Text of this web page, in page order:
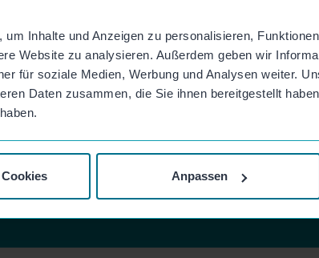
um Inhalte und Anzeigen zu personalisieren,
Website zu analysieren. Außerdem geben wir
für soziale Medien, Werbung und Analysen weiter.
Daten zusammen, die Sie ihnen bereitgestellt
Anpassen